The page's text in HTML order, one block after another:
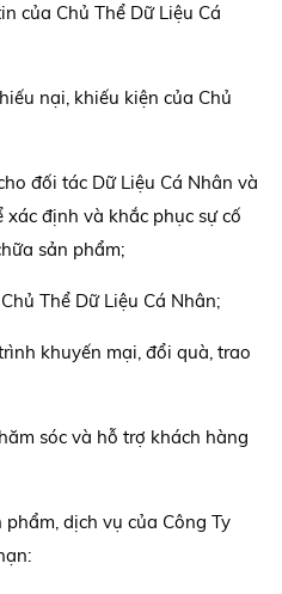
của Chủ Thể Dữ Liệu Cá
nại, khiếu kiện của Chủ
đối tác Dữ Liệu Cá Nhân và
định và khắc phục sự cố
sản phẩm;
Thể Dữ Liệu Cá Nhân;
khuyến mại, đổi quà, trao
sóc và hỗ trợ khách hàng
dịch vụ của Công Ty